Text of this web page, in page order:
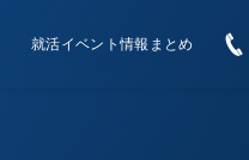
就活イベント情報まとめ
Events